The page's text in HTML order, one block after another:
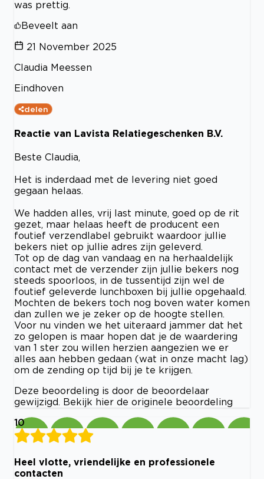
was prettig.
Beveelt aan
21 November 2025
Claudia Meessen
Eindhoven
delen
Reactie van Lavista Relatiegeschenken B.V.
Beste Claudia,
Het is inderdaad met de levering niet goed
gegaan helaas.
We hadden alles, vrij last minute, goed op de rit
gezet, maar helaas heeft de producent een
foutief verzendlabel gebruikt waardoor jullie
bekers niet op jullie adres zijn geleverd.
Tot op de dag van vandaag en na herhaaldelijk
contact met de verzender zijn jullie bekers nog
steeds spoorloos, in de tussentijd zijn wel de
foutief geleverde lunchboxen bij jullie opgehaald.
Mochten de bekers toch nog boven water komen
dan zullen we je zeker op de hoogte stellen.
Voor nu vinden we het uiteraard jammer dat het
zo gelopen is maar hopen dat je de waardering
van 1 ster zou willen herzien aangezien we er
alles aan hebben gedaan (wat in onze macht lag)
om de zending op tijd bij je te krijgen.
Deze beoordeling is door de beoordelaar
gewijzigd. Bekijk hier de originele beoordeling
10
Heel vlotte, vriendelijke en professionele
contacten